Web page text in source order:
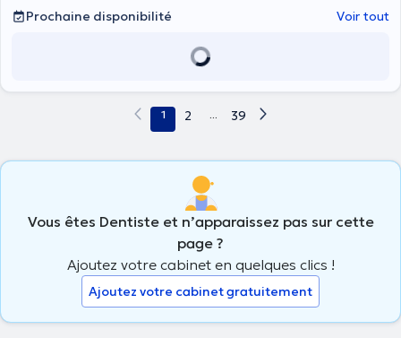
Prochaine disponibilité
Voir tout
1 2 ... 39
Vous êtes Dentiste et n’apparaissez pas sur cette
page ?
Ajoutez votre cabinet en quelques clics !
Ajoutez votre cabinet gratuitement